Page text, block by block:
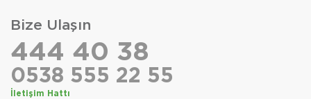
Bize Ulaşın
444 40 38
0538 555 22 55
İletişim Hattı